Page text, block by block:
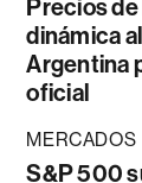
Precios
dinámica
Argentina
oficial
MERCADOS
S&P 500